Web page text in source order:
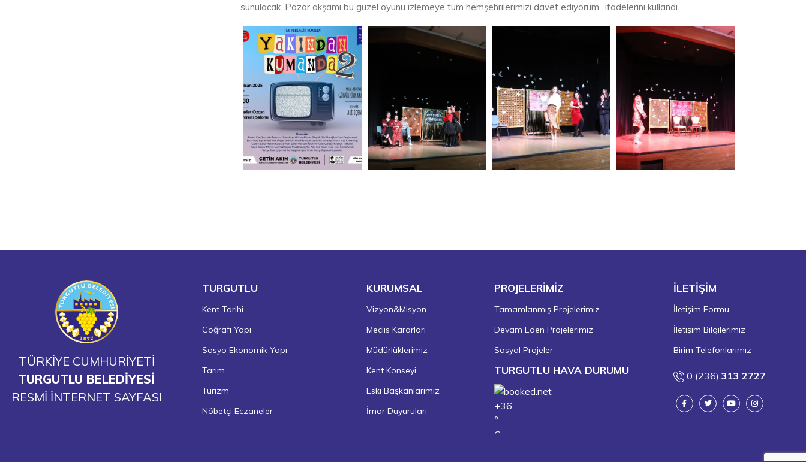
sunulacak. Pazar akşamı bu güzel oyunu izlemeye tüm hemşehrilerimizi davet ediyorum” ifadelerini kullandı.
TÜRKİYE CUMHURİYETİ
TURGUTLU BELEDİYESİ
RESMİ İNTERNET SAYFASI
TURGUTLU
Kent Tarihi
Coğrafi Yapı
Sosyo Ekonomik Yapı
Tarım
Turizm
Nöbetçi Eczaneler
KURUMSAL
Vizyon&Misyon
Meclis Kararları
Müdürlüklerimiz
Kent Konseyi
Eski Başkanlarımız
İmar Duyuruları
PROJELERİMİZ
Tamamlanmış Projelerimiz
Devam Eden Projelerimiz
Sosyal Projeler
TURGUTLU HAVA DURUMU
+36
°
C
İLETİŞİM
İletişim Formu
İletişim Bilgilerimiz
Birim Telefonlarımız
0 (236)313 2727